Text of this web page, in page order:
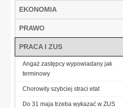
EKONOMIA
PRAWO
PRACA I ZUS
Angaż zastępcy wypowiadany jak
terminowy
Chorowity szybciej straci etat
Do 31 maja trzeba wykazać w ZUS